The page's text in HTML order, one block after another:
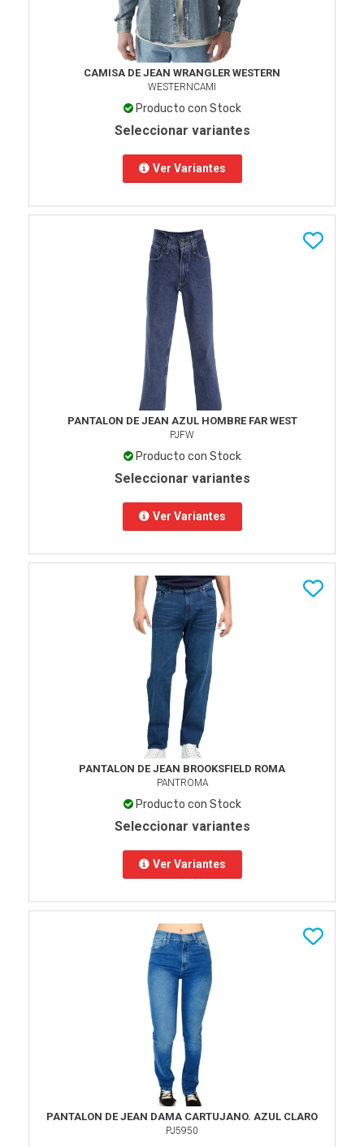
CAMISA DE JEAN WRANGLER WESTERN
WESTERNCAMI
Producto con Stock
Seleccionar variantes
Ver Variantes
PANTALON DE JEAN AZUL HOMBRE FAR WEST
PJFW
Producto con Stock
Seleccionar variantes
Ver Variantes
PANTALON DE JEAN BROOKSFIELD ROMA
PANTROMA
Producto con Stock
Seleccionar variantes
Ver Variantes
PANTALON DE JEAN DAMA CARTUJANO. AZUL CLARO
PJ5950